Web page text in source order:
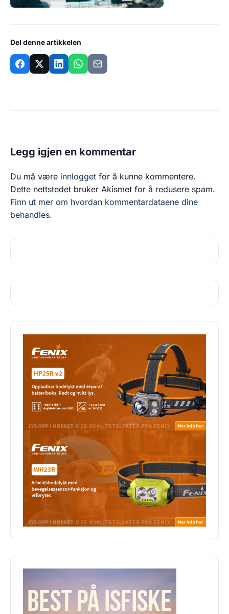
Del denne artikkelen
Legg igjen en kommentar
Du må være innlogget for å kunne kommentere.
Dette nettstedet bruker Akismet for å redusere spam.
Finn ut mer om hvordan kommentardataene dine
behandles.